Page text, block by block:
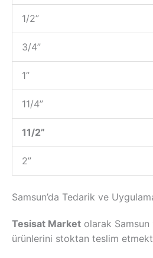
1/2”
3/4”
1”
11/4”
11/2”
2”
Samsun’da Tedarik ve
Tesisat Market olarak
ürünlerini stoktan teslim